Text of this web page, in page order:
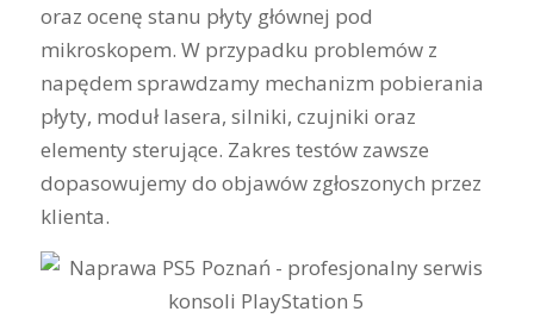
oraz ocenę stanu płyty głównej pod
mikroskopem. W przypadku problemów z
napędem sprawdzamy mechanizm pobierania
płyty, moduł lasera, silniki, czujniki oraz
elementy sterujące. Zakres testów zawsze
dopasowujemy do objawów zgłoszonych przez
klienta.